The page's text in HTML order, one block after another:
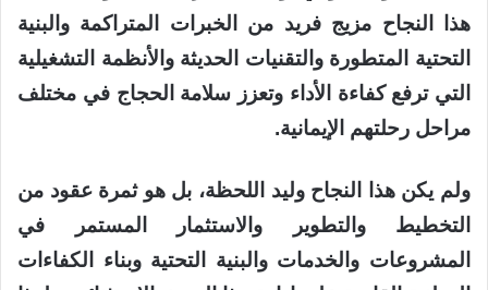
هذا النجاح مزيج فريد من الخبرات المتراكمة والبنية
التحتية المتطورة والتقنيات الحديثة والأنظمة التشغيلية
التي ترفع كفاءة الأداء وتعزز سلامة الحجاج في مختلف
مراحل رحلتهم الإيمانية.
ولم يكن هذا النجاح وليد اللحظة، بل هو ثمرة عقود من
التخطيط والتطوير والاستثمار المستمر في
المشروعات والخدمات والبنية التحتية وبناء الكفاءات